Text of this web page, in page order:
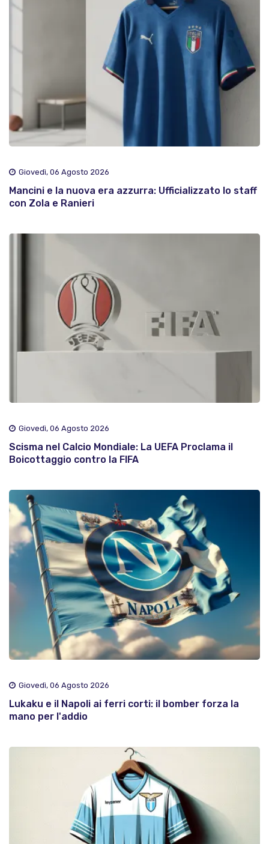
Giovedì, 06 Agosto 2026
Mancini e la nuova era azzurra: Ufficializzato lo staff
con Zola e Ranieri
Giovedì, 06 Agosto 2026
Scisma nel Calcio Mondiale: La UEFA Proclama il
Boicottaggio contro la FIFA
Giovedì, 06 Agosto 2026
Lukaku e il Napoli ai ferri corti: il bomber forza la
mano per l'addio